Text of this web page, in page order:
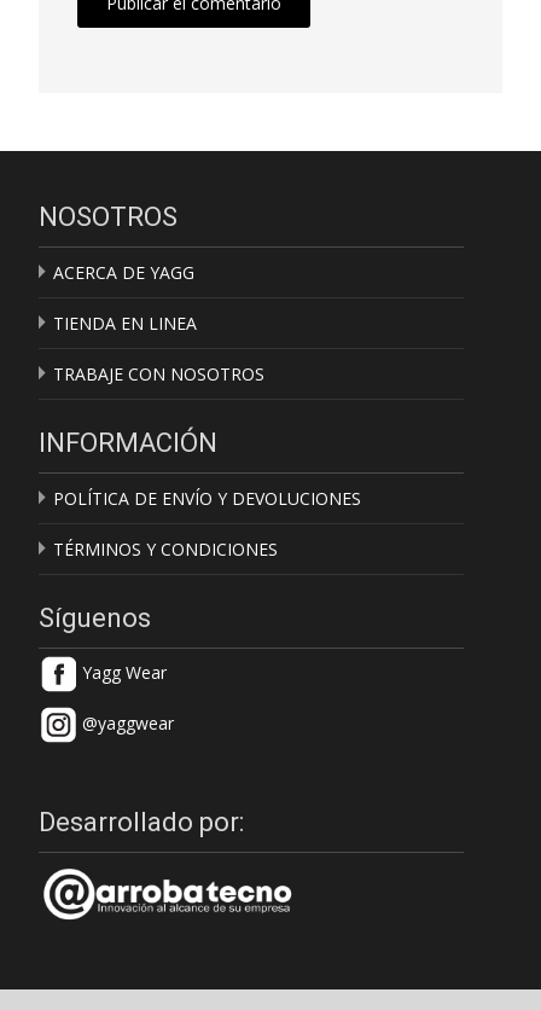
NOSOTROS
ACERCA DE YAGG
TIENDA EN LINEA
TRABAJE CON NOSOTROS
INFORMACIÓN
POLÍTICA DE ENVÍO Y DEVOLUCIONES
TÉRMINOS Y CONDICIONES
Síguenos
Yagg Wear
@yaggwear
Desarrollado por: